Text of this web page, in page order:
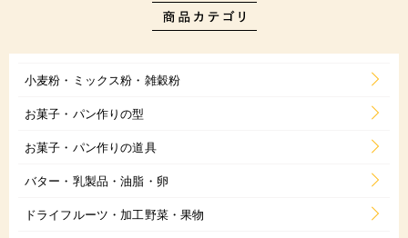
小麦粉・ミックス粉・雑穀粉
お菓子・パン作りの型
お菓子・パン作りの道具
バター・乳製品・油脂・卵
ドライフルーツ・加工野菜・果物